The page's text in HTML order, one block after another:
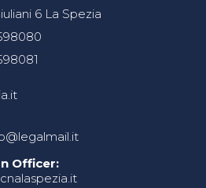
6 La Spezia
Officer: